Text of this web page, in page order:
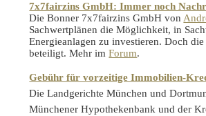
7x7fairzins GmbH: Immer noch
Die Bonner 7x7fairzins GmbH von
Sachwertplänen die Möglichkeit, in
Energieanlagen zu investieren. Doch
beteiligt. Mehr imForum.
Gebühr für vorzeitige Immobilien-
Die Landgerichte München und
Münchener Hypothekenbank und der